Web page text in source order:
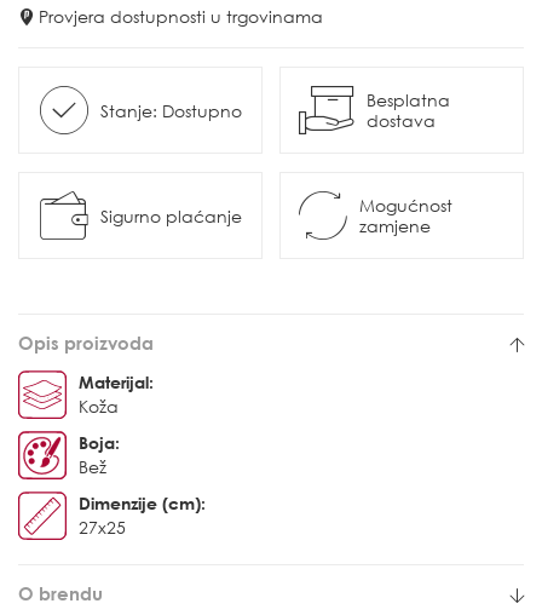
Provjera dostupnosti u trgovinama
Stanje: Dostupno
Besplatna
dostava
Sigurno plaćanje
Mogućnost
zamjene
Opis proizvoda
Materijal:
Koža
Boja:
Bež
Dimenzije (cm):
27x25
O brendu